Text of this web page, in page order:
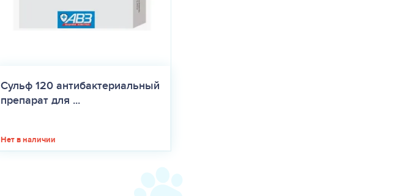
Сульф 120 антибактериальный
препарат для ...
Нет в наличии